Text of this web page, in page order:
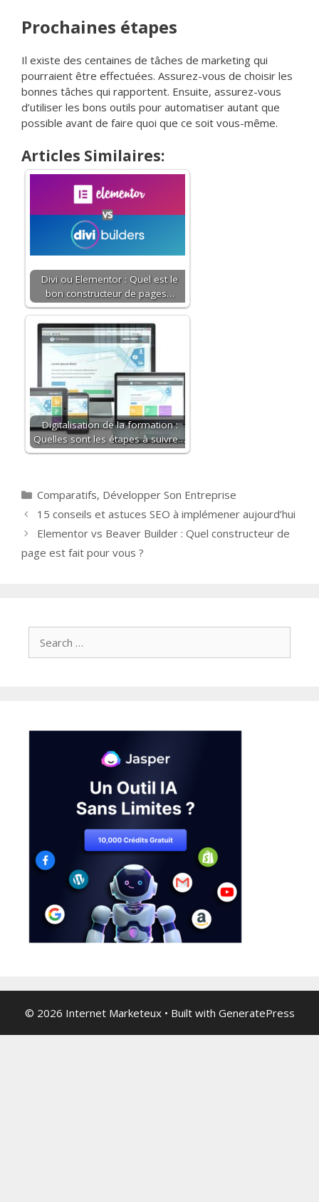
Prochaines étapes
Il existe des centaines de tâches de marketing qui
pourraient être effectuées. Assurez-vous de choisir les
bonnes tâches qui rapportent. Ensuite, assurez-vous
d’utiliser les bons outils pour automatiser autant que
possible avant de faire quoi que ce soit vous-même.
Articles Similaires:
Divi ou Elementor : Quel est le
bon constructeur de pages…
Digitalisation de la formation :
Quelles sont les étapes à suivre…
Categories
Comparatifs, Développer Son Entreprise
Post
navigation
15 conseils et astuces SEO à implémener aujourd’hui
Elementor vs Beaver Builder : Quel constructeur de
page est fait pour vous ?
© 2026 Internet Marketeux• Built with GeneratePress